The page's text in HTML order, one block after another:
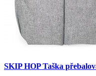
SKIP HOP Taška